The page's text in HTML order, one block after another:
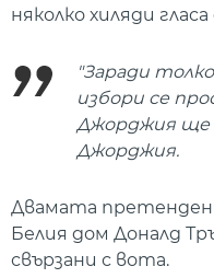
няколко хиляди
"Заради
избори се
Джорджия ще
Джорджия.
Двамата
Белия дом Доналд
свързани с вота.